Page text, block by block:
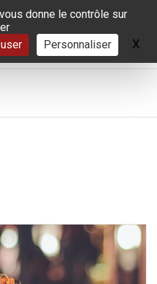
donne le contrôle sur
Personnaliser X